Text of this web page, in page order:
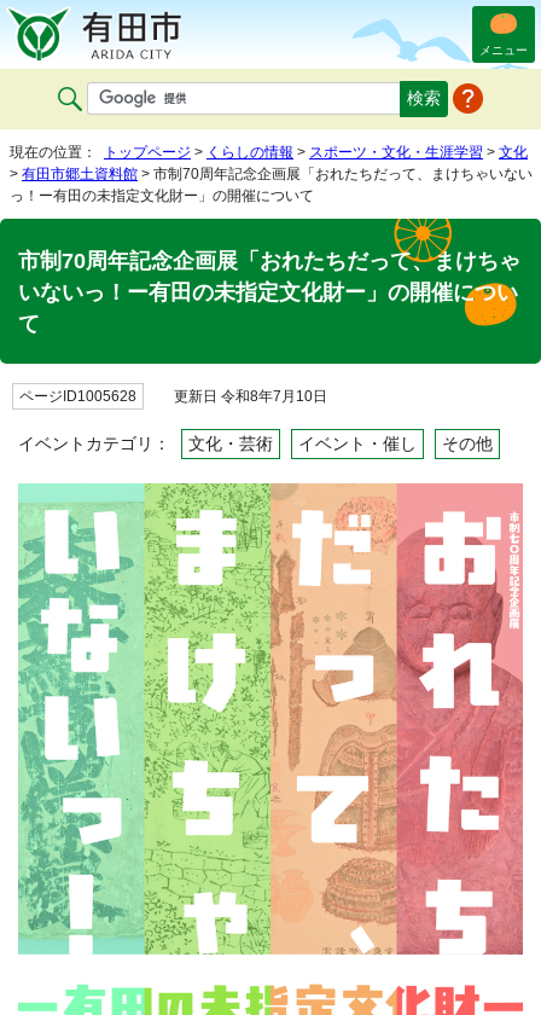
メニュー
現在の位置： トップページ > くらしの情報 > スポーツ・文化・生涯学習 > 文化
> 有田市郷土資料館 > 市制70周年記念企画展「おれたちだって、まけちゃいない
っ！ー有田の未指定文化財ー」の開催について
市制70周年記念企画展「おれたちだって、まけちゃ
いないっ！ー有田の未指定文化財ー」の開催につい
て
ページID1005628 更新日 令和8年7月10日
イベントカテゴリ： 文化・芸術 イベント・催し その他